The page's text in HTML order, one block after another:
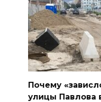
Почему
улицы Павлова